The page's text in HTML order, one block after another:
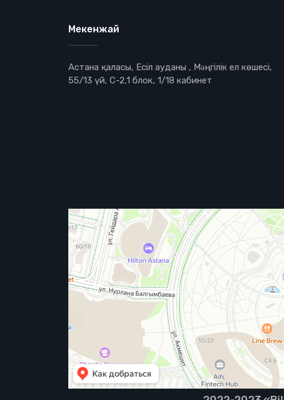
Мекенжай
Астана қаласы, Есіл ауданы , Мəңгілік ел көшесі,
55/13 үй, С-2,1 блок, 1/18 кабинет